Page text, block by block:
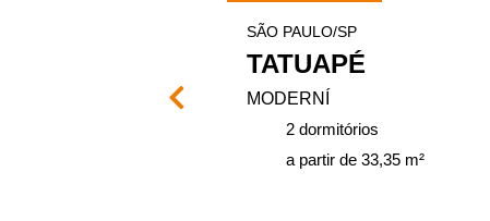
SÃO PAULO/SP
TATUAPÉ
MODERNÍ
2 dormitórios
a partir de 33,35 m²